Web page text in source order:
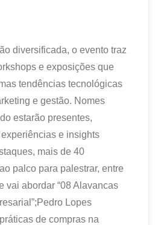
diversificada, o evento traz
e exposições que
tendências tecnológicas
e gestão. Nomes
estarão presentes,
e insights
mais de 40
palco para palestrar, entre
vai abordar “08 Alavancas
Lopes
de compras na